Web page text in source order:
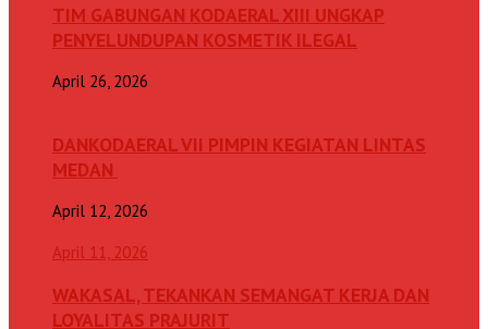
TIM GABUNGAN KODAERAL XIII UNGKAP
PENYELUNDUPAN KOSMETIK ILEGAL
April 26, 2026
DANKODAERAL VII PIMPIN KEGIATAN LINTAS
MEDAN
April 12, 2026
April 11, 2026
WAKASAL, TEKANKAN SEMANGAT KERJA DAN
LOYALITAS PRAJURIT